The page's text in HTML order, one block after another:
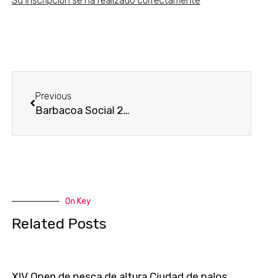
Previous
Barbacoa Social 2020.
On Key
Related Posts